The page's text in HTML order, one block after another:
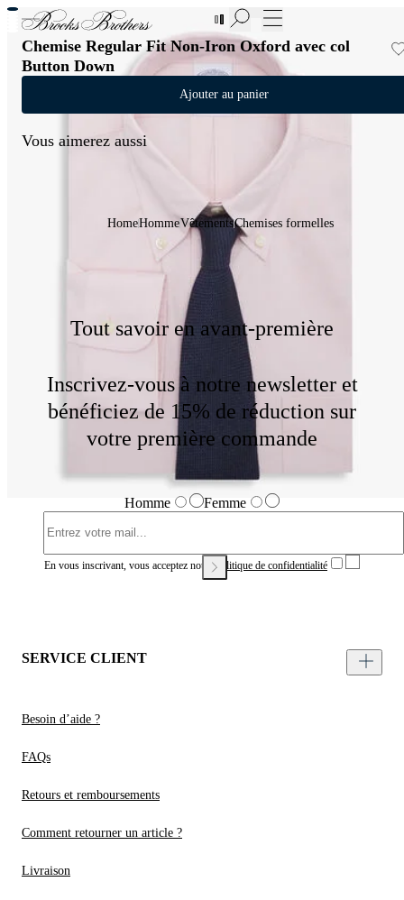
Nouvelles pièces en Soldes | Jusqu'à -50%
Chemise Regular Fit Non-Iron Oxford avec col
Button Down
Ajouter au panier
Vous aimerez aussi
HomeHommeVêtementsChemises formelles
Tout savoir en avant-première
Inscrivez-vous à notre newsletter et
bénéficiez de 15% de réduction sur
votre première commande
Homme Femme
En vous inscrivant, vous acceptez notrePolitique de confidentialité
SERVICE CLIENT
Besoin d’aide ?
FAQs
Retours et remboursements
Comment retourner un article ?
Livraison